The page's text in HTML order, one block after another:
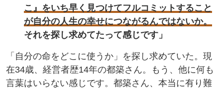
こ』をいち早く見つけてフルコミットすること
が自分の人生の幸せにつながるんではないか。
それを探し求めてたって感じです」
「自分の命をどこに使うか」を探し求めていた。現
在34歳、経営者歴14年の都築さん。もう、他に何も
言葉はいらない感じです。都築さん、本当に有り難